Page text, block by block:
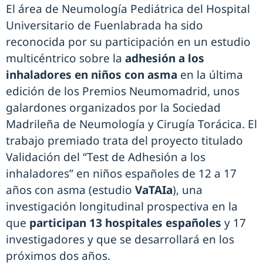
El área de Neumología Pediátrica del Hospital
Universitario de Fuenlabrada ha sido
reconocida por su participación en un estudio
multicéntrico sobre la adhesión a los
inhaladores en niños con asma en la última
edición de los Premios Neumomadrid, unos
galardones organizados por la Sociedad
Madrileña de Neumología y Cirugía Torácica. El
trabajo premiado trata del proyecto titulado
Validación del “Test de Adhesión a los
inhaladores” en niños españoles de 12 a 17
años con asma (estudio VaTAIa), una
investigación longitudinal prospectiva en la
que participan 13 hospitales españoles y 17
investigadores y que se desarrollará en los
próximos dos años.